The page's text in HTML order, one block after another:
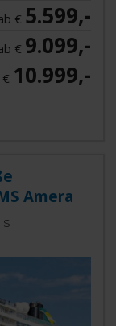
€ 5.599,-
€ 9.099,-
€ 10.999,-
Amera